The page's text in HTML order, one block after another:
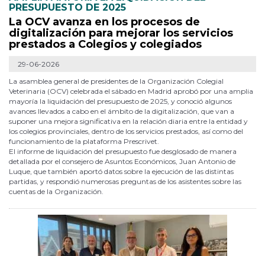
PRESUPUESTO DE 2025
La OCV avanza en los procesos de
digitalización para mejorar los servicios
prestados a Colegios y colegiados
29-06-2026
La asamblea general de presidentes de la Organización Colegial
Veterinaria (OCV) celebrada el sábado en Madrid aprobó por una amplia
mayoría la liquidación del presupuesto de 2025, y conoció algunos
avances llevados a cabo en el ámbito de la digitalización, que van a
suponer una mejora significativa en la relación diaria entre la entidad y
los colegios provinciales, dentro de los servicios prestados, así como del
funcionamiento de la plataforma Prescrivet.
El informe de liquidación del presupuesto fue desglosado de manera
detallada por el consejero de Asuntos Económicos, Juan Antonio de
Luque, que también aportó datos sobre la ejecución de las distintas
partidas, y respondió numerosas preguntas de los asistentes sobre las
cuentas de la Organización.